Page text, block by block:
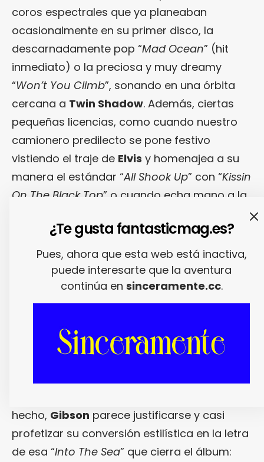
coros espectrales que ya planeaban
ocasionalmente en su primer disco, la
descarnadamente pop “Mad Ocean” (hit
inmediato) o la preciosa y muy dreamy
“Won’t You Climb”, sonando en una órbita
cercana a Twin Shadow. Además, ciertas
pequeñas licencias, como cuando nuestro
camionero predilecto se pone festivo
vistiendo el traje de Elvis y homenajea a su
manera el estándar “All Shook Up” con “Kissin
On The Black Top” o cuando echa mano a la
Days Off”, no ayudan precisamente a
minimizar el componente (disculpen el
neologismo) ojiplatizante.
En realidad, como vemos, las canciones
no haya seguido la senda marcada por su
hecho, Gibson parece justificarse y casi
profetizar su conversión estilística en la letra
de esa “Into The Sea” que cierra el álbum:
¿Te gusta fantasticmag.es?
Pues, ahora que esta web está inactiva,
puede interesarte que la aventura
continúa en sinceramente.cc.